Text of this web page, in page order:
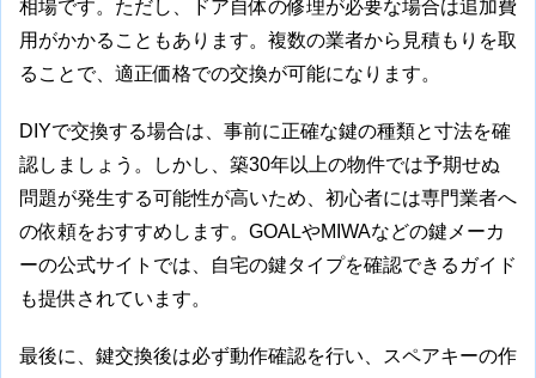
相場です。ただし、ドア自体の修理が必要な場合は追加費
用がかかることもあります。複数の業者から見積もりを取
ることで、適正価格での交換が可能になります。
DIYで交換する場合は、事前に正確な鍵の種類と寸法を確
認しましょう。しかし、築30年以上の物件では予期せぬ
問題が発生する可能性が高いため、初心者には専門業者へ
の依頼をおすすめします。GOALやMIWAなどの鍵メーカ
ーの公式サイトでは、自宅の鍵タイプを確認できるガイド
も提供されています。
最後に、鍵交換後は必ず動作確認を行い、スペアキーの作